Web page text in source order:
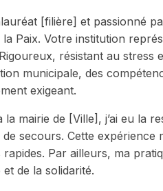
[filière] et passionné
Paix. Votre institution
résistant au stress
municipale, des
exigeant.
mairie de [Ville], j’ai eu la
secours. Cette expérience
Par ailleurs, ma
de la solidarité.